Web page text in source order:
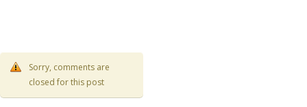
Sorry, comments are
closed for this post